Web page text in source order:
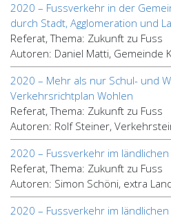
2020 – Fussverkehr in der
durch Stadt, Agglomeration und
Referat, Thema: Zukunft zu Fuss
Autoren: Daniel Matti, Gemeinde
2020 – Mehr als nur Schul- und
Verkehrsrichtplan Wohlen
Referat, Thema: Zukunft zu Fuss
Autoren: Rolf Steiner,
2020 – Fussverkehr im ländlichen
Referat, Thema: Zukunft zu Fuss
Autoren: Simon Schöni, extra
2020 – Fussverkehr im